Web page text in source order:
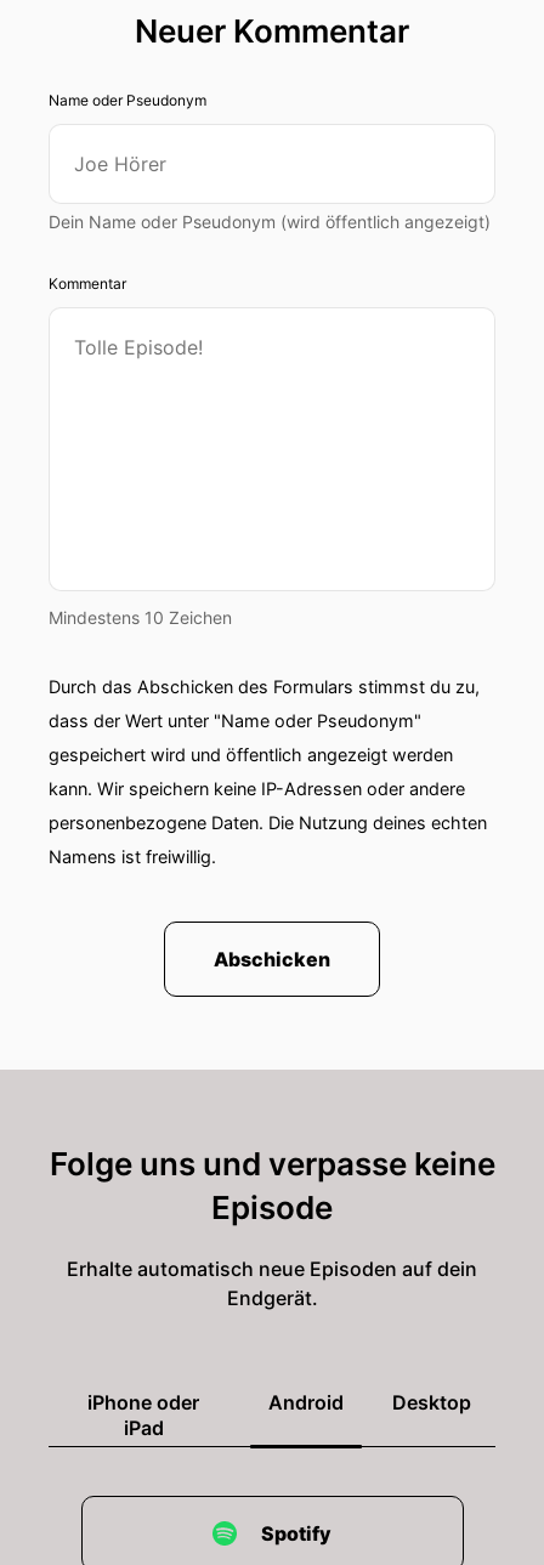
Neuer Kommentar
Name oder Pseudonym
Dein Name oder Pseudonym (wird öffentlich angezeigt)
Kommentar
Mindestens 10 Zeichen
Durch das Abschicken des Formulars stimmst du zu,
dass der Wert unter "Name oder Pseudonym"
gespeichert wird und öffentlich angezeigt werden
kann. Wir speichern keine IP-Adressen oder andere
personenbezogene Daten. Die Nutzung deines echten
Namens ist freiwillig.
Abschicken
Folge uns und verpasse keine
Episode
Erhalte automatisch neue Episoden auf dein
Endgerät.
iPhone oder
iPad
Android Desktop
Spotify